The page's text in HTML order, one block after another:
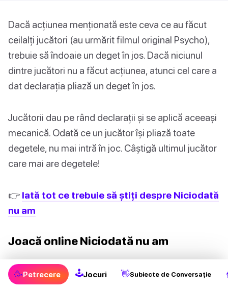
Dacă acțiunea menționată este ceva ce au făcut
ceilalți jucători (au urmărit filmul original Psycho),
trebuie să îndoaie un deget în jos. Dacă niciunul
dintre jucători nu a făcut acțiunea, atunci cel care a
dat declarația pliază un deget în jos.
Jucătorii dau pe rând declarații și se aplică aceeași
mecanică. Odată ce un jucător își pliază toate
degetele, nu mai intră în joc. Câștigă ultimul jucător
care mai are degetele!
👉 Iată tot ce trebuie să știți despre Niciodată
nu am
Joacă online Niciodată nu am
Sunteți gata să jucați Niciodată nu am, dar nu știți
de unde să începeți? Consultați câteva întrebări în
🥳Petrecere 🕹Jocuri 👋Subiecte de Conversație